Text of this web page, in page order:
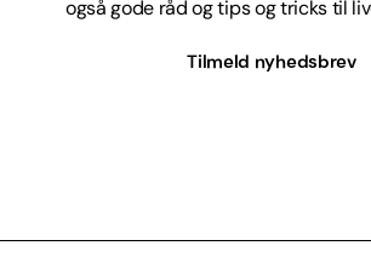
også gode råd og tips og tricks til
Tilmeld nyhedsbrev